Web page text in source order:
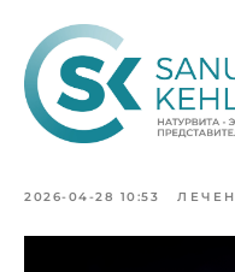
Candida
нервная
2026-04-28 10:53